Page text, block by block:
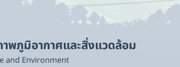
พภูมิอากาศและสิ่งแวดล้อม
and Environment